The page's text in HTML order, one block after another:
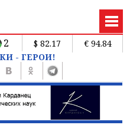
2 $ 82.17
€ 94.84
- ГЕРОИ!